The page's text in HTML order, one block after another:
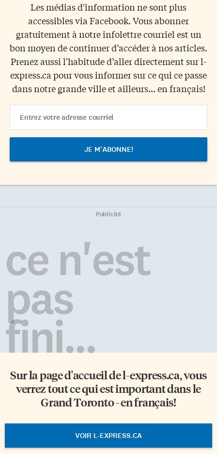
Les médias d'information ne sont plus
accessibles via Facebook. Vous abonner
gratuitement à notre infolettre courriel est un
bon moyen de continuer d’accéder à nos articles.
Prenez aussi l'habitude d’aller directement sur l-
express.ca pour vous informer sur ce qui ce passe
dans notre grande ville et ailleurs... en français!
Address
Publicité
ce n'est
pas
fini...
Sur la page d'accueil del-express.ca, vous
verrez tout ce qui est important dans le
Grand Toronto - en français!
VOIR L-EXPRESS.CA